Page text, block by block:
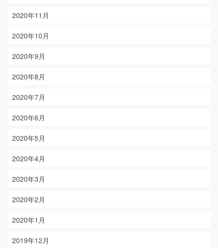
2020年11月
2020年10月
2020年9月
2020年8月
2020年7月
2020年6月
2020年5月
2020年4月
2020年3月
2020年2月
2020年1月
2019年12月